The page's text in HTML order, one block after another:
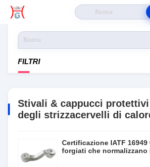
Strizzacervelli Di Calore
FILTRI
Stivali & cappucci
degli strizzacervelli di
Certificazione IATF
forgiati che normalizzano